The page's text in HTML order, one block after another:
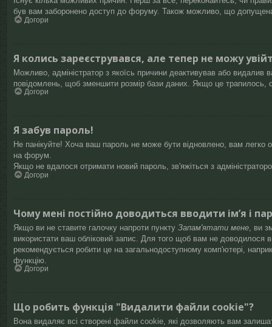
був вам заборонено доступ до форуму. Також можливо, що допущена
Догори
Я колись зареєструвався, але тепер не можу
Можливо, адміністратор з якоїсь причини деактивував або видалив
повідомлень, щоб зменшити розмір бази даних. Якщо це трапилось,
Догори
Я забув пароль!
Не панікуйте! Хоча ваш пароль не може бути відновлено, вам легко
на форум.
Якщо не вдалося отримати новий пароль, зв'яжіться з
Догори
Чому мені постійно доводиться вводити ім’я і
Якщо ви не ставите галочку напроти пункту Запам'ятати мене , ви
використати ваш обліковий запис. Для того щоб вам не доводилося
рекомендується робити це на загальнодоступному комп'ютері,
функцію.
Догори
Що робить функція "Видалити файли cookie"?
Вона видаляє всі створені файли cookie, які дозволяють вам